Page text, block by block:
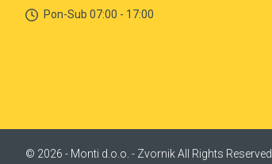
Pon-Sub 07:00 - 17:00
© 2026 - Monti d.o.o. - Zvornik All Rights Reserved